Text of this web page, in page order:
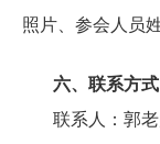
照片、参会人员
六、联系方式
联系人：郭